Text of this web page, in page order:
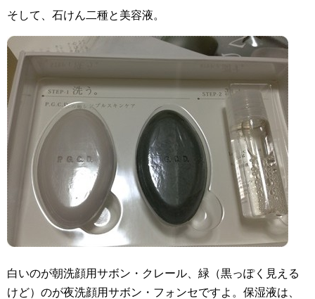
そして、石けん二種と美容液。
白いのが朝洗顔用サボン・クレール、緑（黒っぽく見える
けど）のが夜洗顔用サボン・フォンセですよ。保湿液は、